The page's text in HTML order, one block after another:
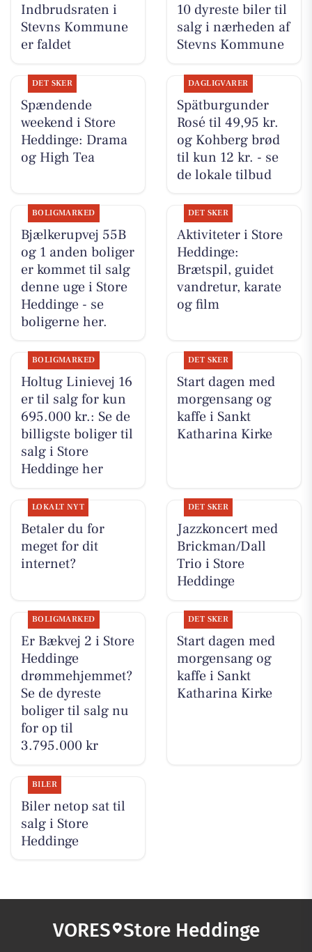
Indbrudsraten i
Stevns Kommune
er faldet
10 dyreste biler til
salg i nærheden af
Stevns Kommune
DET SKER
Spændende
weekend i Store
Heddinge: Drama
og High Tea
DAGLIGVARER
Spätburgunder
Rosé til 49,95 kr.
og Kohberg brød
til kun 12 kr. - se
de lokale tilbud
BOLIGMARKED
Bjælkerupvej 55B
og 1 anden boliger
er kommet til salg
denne uge i Store
Heddinge - se
boligerne her.
DET SKER
Aktiviteter i Store
Heddinge:
Brætspil, guidet
vandretur, karate
og film
BOLIGMARKED
Holtug Linievej 16
er til salg for kun
695.000 kr.: Se de
billigste boliger til
salg i Store
Heddinge her
DET SKER
Start dagen med
morgensang og
kaffe i Sankt
Katharina Kirke
LOKALT NYT
Betaler du for
meget for dit
internet?
DET SKER
Jazzkoncert med
Brickman/Dall
Trio i Store
Heddinge
BOLIGMARKED
Er Bækvej 2 i Store
Heddinge
drømmehjemmet?
Se de dyreste
boliger til salg nu
for op til
3.795.000 kr
DET SKER
Start dagen med
morgensang og
kaffe i Sankt
Katharina Kirke
BILER
Biler netop sat til
salg i Store
Heddinge
VORES Store Heddinge